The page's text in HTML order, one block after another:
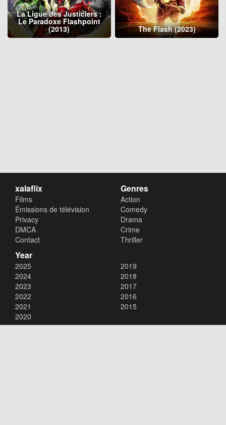
La Ligue des Justiciers :
Le Paradoxe Flashpoint
(2013) The Flash (2023)
xalaflix
Films
Émissions de télévision
Privacy
DMCA
Contact
Genres
Action
Comedy
Drama
Crime
Thriller
Year
2025
2024
2023
2022
2021
2020
2019
2018
2017
2016
2015